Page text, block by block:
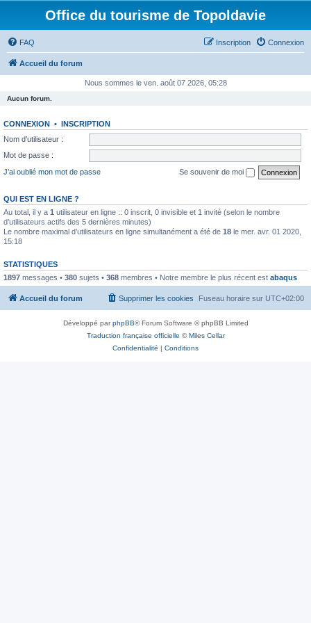
Office du tourisme de Topoldavie
FAQ Connexion
Inscription
Accueil du forum
Nous sommes le ven. août 07 2026, 05:28
Aucun forum.
CONNEXION • INSCRIPTION
Nom d’utilisateur :
Mot de passe :
J’ai oublié mon mot de passe
Se souvenir de moi
QUI EST EN LIGNE ?
Au total, il y a 1 utilisateur en ligne :: 0 inscrit, 0 invisible et 1 invité (selon le nombre
d’utilisateurs actifs des 5 dernières minutes)
Le nombre maximal d’utilisateurs en ligne simultanément a été de 18 le mer. avr. 01 2020,
15:18
STATISTIQUES
1897 messages • 380 sujets • 368 membres • Notre membre le plus récent est abaqus
Accueil du forum Fuseau horaire sur UTC+02:00
Supprimer les cookies
Développé parphpBB® Forum Software © phpBB Limited
Traduction française officielle ©Miles Cellar
Confidentialité | Conditions